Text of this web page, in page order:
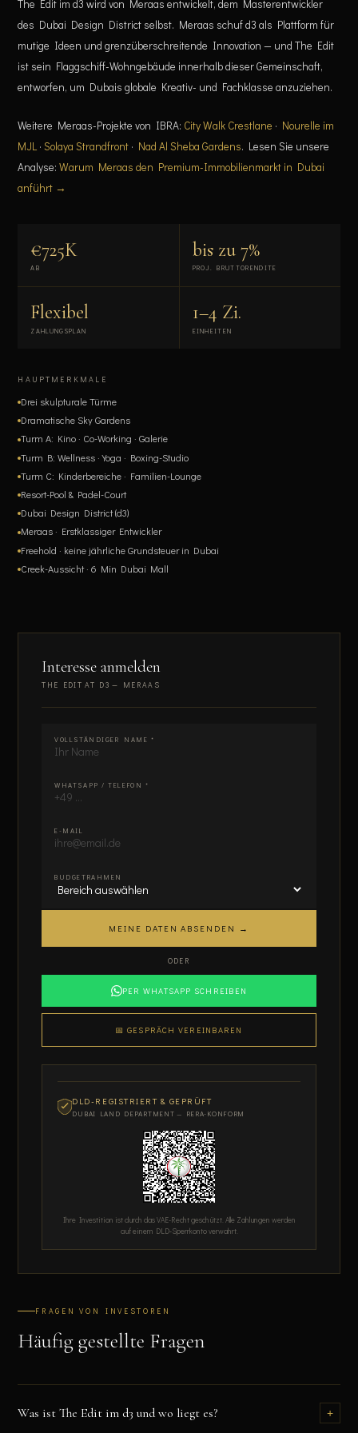
The Edit im d3 wird von Meraas entwickelt, dem Masterentwickler
des Dubai Design District selbst. Meraas schuf d3 als Plattform für
mutige Ideen und grenzüberschreitende Innovation — und The Edit
ist sein Flaggschiff-Wohngebäude innerhalb dieser Gemeinschaft,
entworfen, um Dubais globale Kreativ- und Fachklasse anzuziehen.
Weitere Meraas-Projekte von IBRA: City Walk Crestlane · Nourelle im
MJL·Solaya Strandfront · Nad Al Sheba Gardens. Lesen Sie unsere
Analyse:Warum Meraas den Premium-Immobilienmarkt in Dubai
anführt →
€725K
AB
bis zu 7%
PROJ. BRUTTORENDITE
Flexibel
ZAHLUNGSPLAN
1–4 Zi.
EINHEITEN
HAUPTMERKMALE
Drei skulpturale Türme
Dramatische Sky Gardens
Turm A: Kino · Co-Working · Galerie
Turm B: Wellness · Yoga · Boxing-Studio
Turm C: Kinderbereiche · Familien-Lounge
Resort-Pool & Padel-Court
Dubai Design District (d3)
Meraas · Erstklassiger Entwickler
Freehold · keine jährliche Grundsteuer in Dubai
Creek-Aussicht · 6 Min Dubai Mall
Interesse anmelden
THE EDIT AT D3 — MERAAS
VOLLSTÄNDIGER NAME *
WHATSAPP / TELEFON *
E-MAIL
BUDGETRAHMEN
MEINE DATEN ABSENDEN →
ODER
PER WHATSAPP SCHREIBEN
📅 GESPRÄCH VEREINBAREN
DLD-REGISTRIERT & GEPRÜFT
DUBAI LAND DEPARTMENT — RERA-KONFORM
Ihre Investition ist durch das VAE-Recht geschützt. Alle Zahlungen werden
auf einem DLD-Sperrkonto verwahrt.
FRAGEN VON INVESTOREN
Häufig gestellte Fragen
Was ist The Edit im d3 und wo liegt es? +